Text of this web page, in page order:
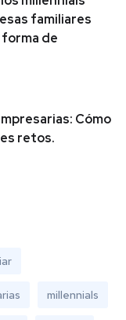
familiares
de
Cómo
retos.
millennials